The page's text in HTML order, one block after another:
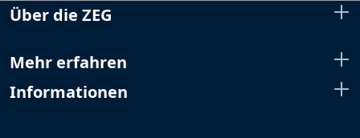
Über die ZEG
Mehr erfahren
Informationen